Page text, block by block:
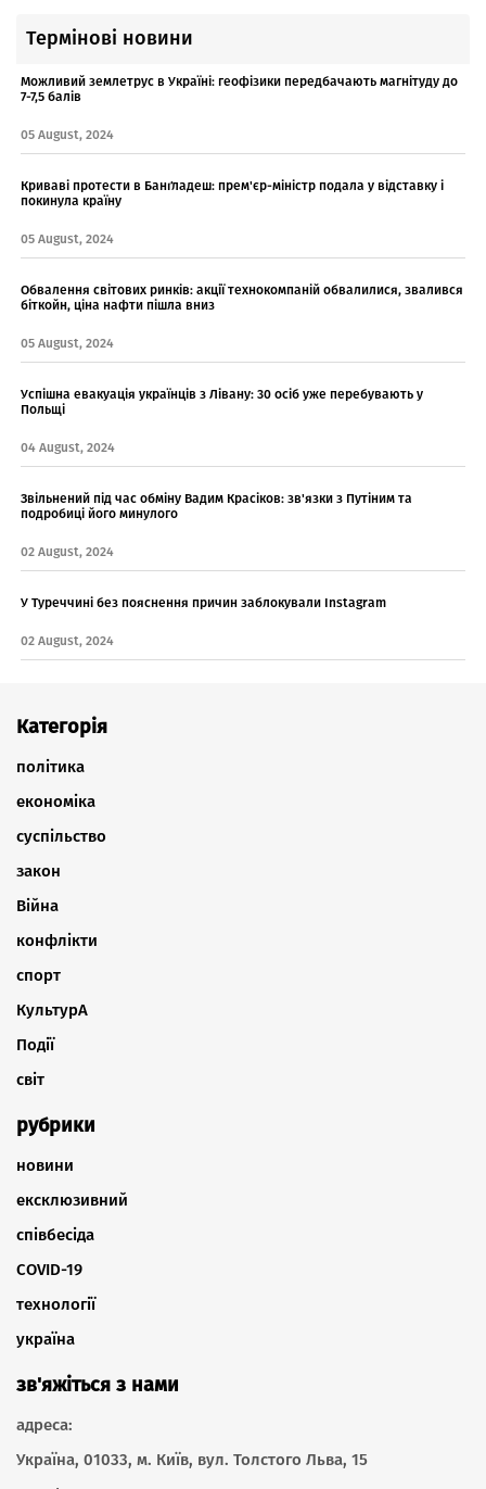
Термінові новини
Можливий землетрус в Україні: геофізики передбачають магнітуду до
7-7,5 балів
05 August, 2024
Криваві протести в Банґладеш: прем'єр-міністр подала у відставку і
покинула країну
05 August, 2024
Обвалення світових ринків: акції технокомпаній обвалилися, звалився
біткойн, ціна нафти пішла вниз
05 August, 2024
Успішна евакуація українців з Лівану: 30 осіб уже перебувають у
Польщі
04 August, 2024
Звільнений під час обміну Вадим Красіков: зв'язки з Путіним та
подробиці його минулого
02 August, 2024
У Туреччині без пояснення причин заблокували Instagram
02 August, 2024
Категорія
політика
економіка
суспільство
закон
Війна
конфлікти
спорт
КультурА
Події
світ
рубрики
новини
ексклюзивний
співбесіда
COVID-19
технології
україна
зв'яжіться з нами
адреса:
Україна, 01033, м. Київ, вул. Толстого Льва, 15